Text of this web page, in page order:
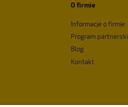
O firmie
Informacje o firmie
Program partnerski
Blog
Kontakt